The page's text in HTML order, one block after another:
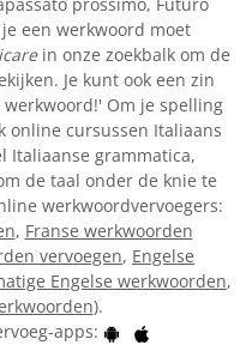
prossimo, Futuro
een werkwoord moet
in onze zoekbalk om de
Je kunt ook een zin
Om je spelling
online cursussen Italiaans
Italiaanse grammatica,
de taal onder de knie te
werkwoordvervoegers:
, Franse werkwoorden
vervoegen, Engelse
Engelse werkwoorden,
).
apps: